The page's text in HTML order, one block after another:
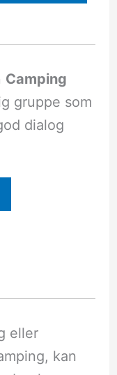
Camping
gruppe som
dialog
eller
kan